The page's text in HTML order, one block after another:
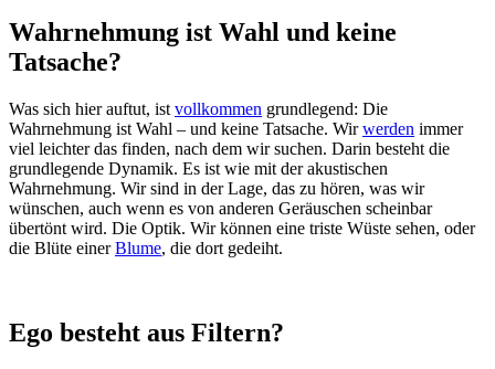
Wahrnehmung ist Wahl und keine
Tatsache?
Was sich hier auftut, ist vollkommen grundlegend: Die
Wahrnehmung ist Wahl – und keine Tatsache. Wirwerden immer
viel leichter das finden, nach dem wir suchen. Darin besteht die
grundlegende Dynamik. Es ist wie mit der akustischen
Wahrnehmung. Wir sind in der Lage, das zu hören, was wir
wünschen, auch wenn es von anderen Geräuschen scheinbar
übertönt wird. Die Optik. Wir können eine triste Wüste sehen, oder
die Blüte einerBlume, die dort gedeiht.
Ego besteht aus Filtern?